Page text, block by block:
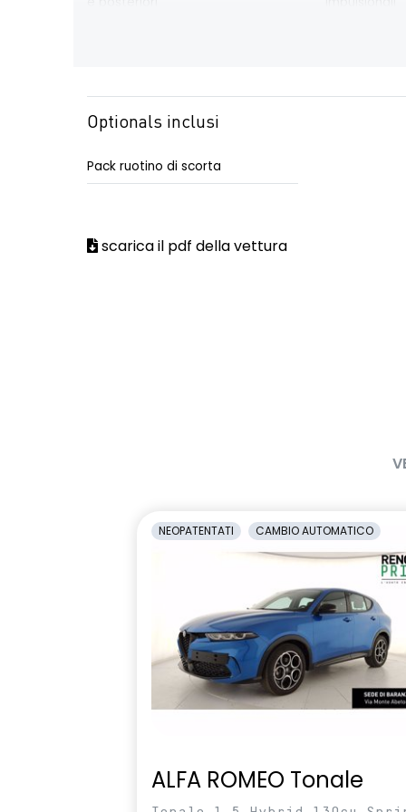
emergency lane keep assist
assistenza d'emergenza al
sistema di
pressione
volante in pelle TEP
Optionals inclusi
Pack ruotino di scorta
scarica il pdf della vettura
NEOPATENTATI CAMBIO AUTOMATICO
ALFA ROMEO Tonale